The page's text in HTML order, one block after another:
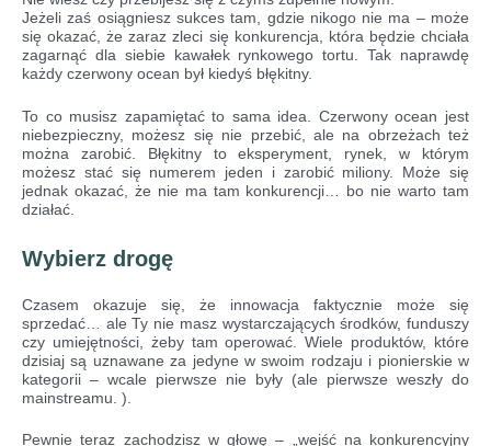
Jeżeli zaś osiągniesz sukces tam, gdzie nikogo nie ma – może
się okazać, że zaraz zleci się konkurencja, która będzie chciała
zagarnąć dla siebie kawałek rynkowego tortu. Tak naprawdę
każdy czerwony ocean był kiedyś błękitny.
To co musisz zapamiętać to sama idea. Czerwony ocean jest
niebezpieczny, możesz się nie przebić, ale na obrzeżach też
można zarobić. Błękitny to eksperyment, rynek, w którym
możesz stać się numerem jeden i zarobić miliony. Może się
jednak okazać, że nie ma tam konkurencji… bo nie warto tam
działać.
Wybierz drogę
Czasem okazuje się, że innowacja faktycznie może się
sprzedać… ale Ty nie masz wystarczających środków, funduszy
czy umiejętności, żeby tam operować. Wiele produktów, które
dzisiaj są uznawane za jedyne w swoim rodzaju i pionierskie w
kategorii – wcale pierwsze nie były (ale pierwsze weszły do
mainstreamu. ).
Pewnie teraz zachodzisz w głowę – „wejść na konkurencyjny